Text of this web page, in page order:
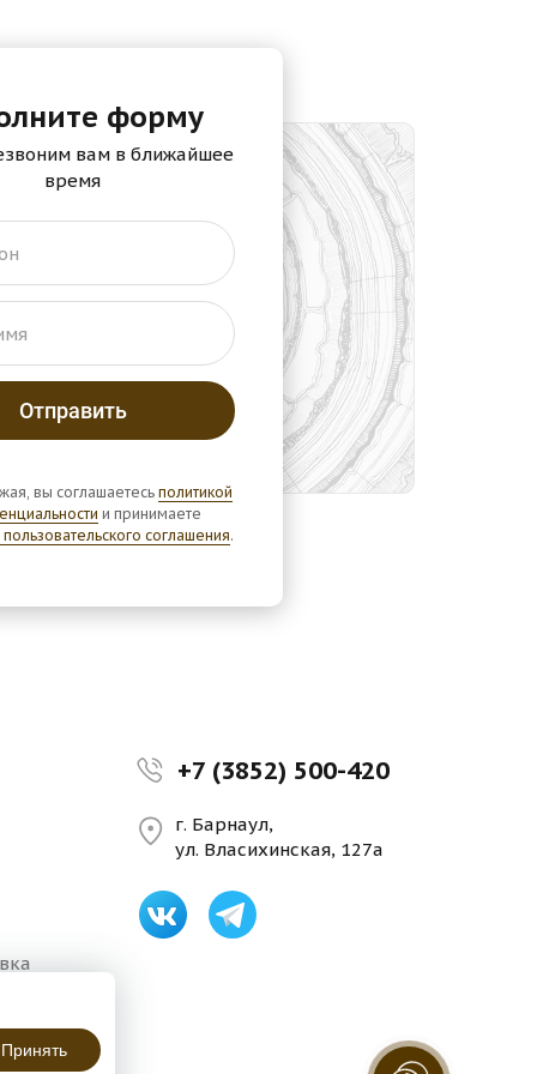
форму
вам в ближайшее
время
вы соглашаетесь политикой
и принимаете
соглашения.
+7 (3852) 500-420
г. Барнаул,
ул. Власихинская, 127а
Принять